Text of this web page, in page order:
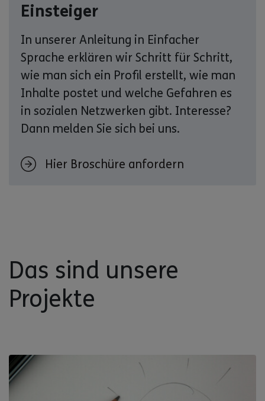
Einsteiger
In unserer Anleitung in Einfacher
Sprache erklären wir Schritt für Schritt,
wie man sich ein Profil erstellt, wie man
Inhalte postet und welche Gefahren es
in sozialen Netzwerken gibt. Interesse?
Dann melden Sie sich bei uns.
Hier Broschüre anfordern
Das sind unsere
Projekte